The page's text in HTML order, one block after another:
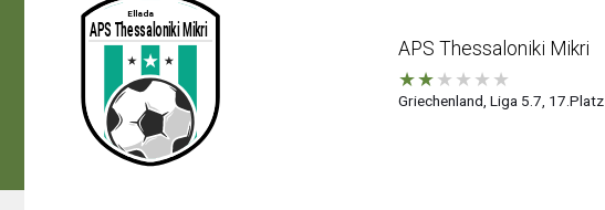
APS Thessaloniki Mikri
★★★ ★ ★ ★
Griechenland, Liga 5.7, 17.Platz